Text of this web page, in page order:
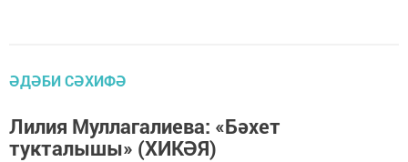
ӘДӘБИ СӘХИФӘ
Лилия Муллагалиева: «Бәхет
тукталышы» (ХИКӘЯ)